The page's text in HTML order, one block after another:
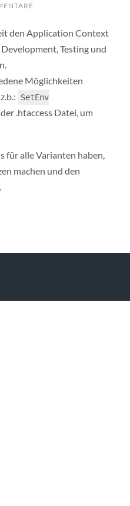
den Application Context
Testing und
Möglichkeiten
SetEnv
.htaccess Datei, um
für alle Varianten haben,
machen und den